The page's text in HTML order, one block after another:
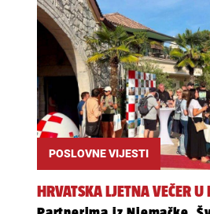
POSLOVNE VIJESTI
HRVATSKA LJETNA VEČER